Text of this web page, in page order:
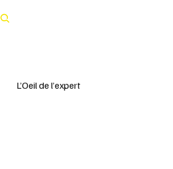
L’Oeil de l’expert